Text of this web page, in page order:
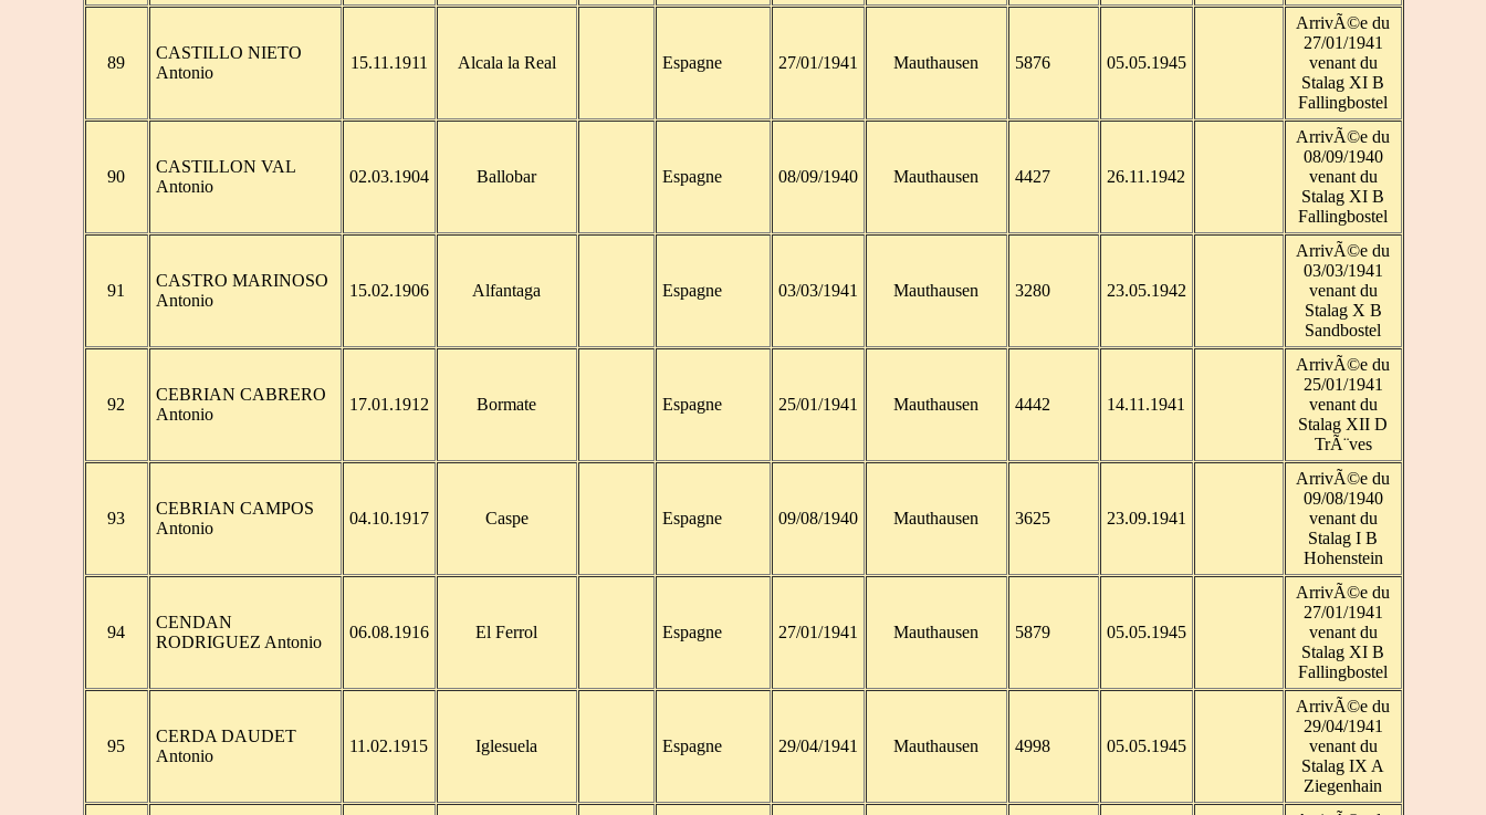
89
CASTILLO NIETO
Antonio
15.11.1911 Alcala la Real Espagne 27/01/1941 Mauthausen 5876 05.05.1945
ArrivÃ©e du
27/01/1941
venant du
Stalag XI B
Fallingbostel
90
CASTILLON VAL
Antonio
02.03.1904 Ballobar Espagne 08/09/1940 Mauthausen 4427 26.11.1942
ArrivÃ©e du
08/09/1940
venant du
Stalag XI B
Fallingbostel
91
CASTRO MARINOSO
Antonio
15.02.1906 Alfantaga Espagne 03/03/1941 Mauthausen 3280 23.05.1942
ArrivÃ©e du
03/03/1941
venant du
Stalag X B
Sandbostel
92
CEBRIAN CABRERO
Antonio
17.01.1912 Bormate Espagne 25/01/1941 Mauthausen 4442 14.11.1941
ArrivÃ©e du
25/01/1941
venant du
Stalag XII D
TrÃ¨ves
93
CEBRIAN CAMPOS
Antonio
04.10.1917 Caspe Espagne 09/08/1940 Mauthausen 3625 23.09.1941
ArrivÃ©e du
09/08/1940
venant du
Stalag I B
Hohenstein
94
CENDAN
RODRIGUEZ Antonio
06.08.1916 El Ferrol Espagne 27/01/1941 Mauthausen 5879 05.05.1945
ArrivÃ©e du
27/01/1941
venant du
Stalag XI B
Fallingbostel
95
CERDA DAUDET
Antonio
11.02.1915 Iglesuela Espagne 29/04/1941 Mauthausen 4998 05.05.1945
ArrivÃ©e du
29/04/1941
venant du
Stalag IX A
Ziegenhain